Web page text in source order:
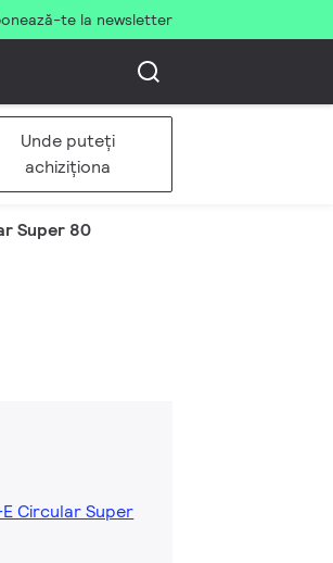
te la newsletter
Unde puteți
achiziționa
Super 80
Circular Super